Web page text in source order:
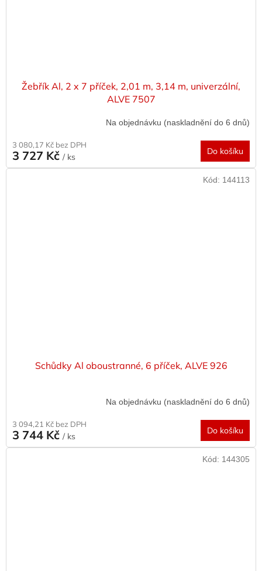
Žebřík Al, 2 x 7 příček, 2,01 m, 3,14 m, univerzální,
ALVE 7507
Na objednávku (naskladnění do 6 dnů)
3 080,17 Kč bez DPH
3 727 Kč / ks
Do košíku
Schůdky Al oboustranné, 6 příček, ALVE 926
Na objednávku (naskladnění do 6 dnů)
3 094,21 Kč bez DPH
3 744 Kč / ks
Do košíku
Kód: 144113
Kód: 144305